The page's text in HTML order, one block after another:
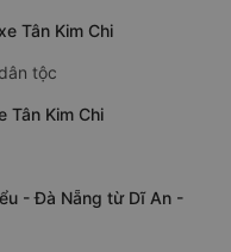
Tân Kim Chi
tộc
Tân Kim Chi
- Đà Nẵng từ Dĩ An -